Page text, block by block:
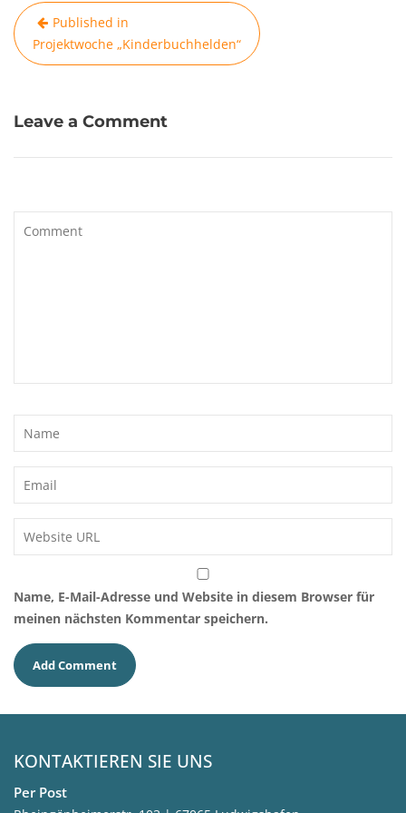
Beitragsnavigation
Published in
Projektwoche „Kinderbuchhelden“
Leave a Comment
Name, E-Mail-Adresse und Website in diesem Browser für
meinen nächsten Kommentar speichern.
KONTAKTIEREN SIE UNS
Per Post